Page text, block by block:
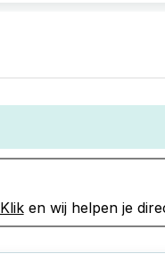
Kliken wij helpen je